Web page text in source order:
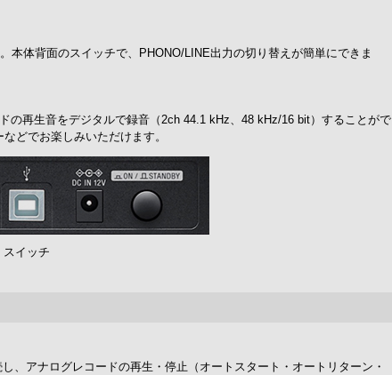
体背面のスイッチで、PHONO/LINE出力の切り替えが簡単にできま
の再生音をデジタルで録音（2ch 44.1 kHz、48 kHz/16 bit）することがで
どでお楽しみいただけます。
イッチ
、アナログレコードの再生・停止（オートスタート・オートリターン・